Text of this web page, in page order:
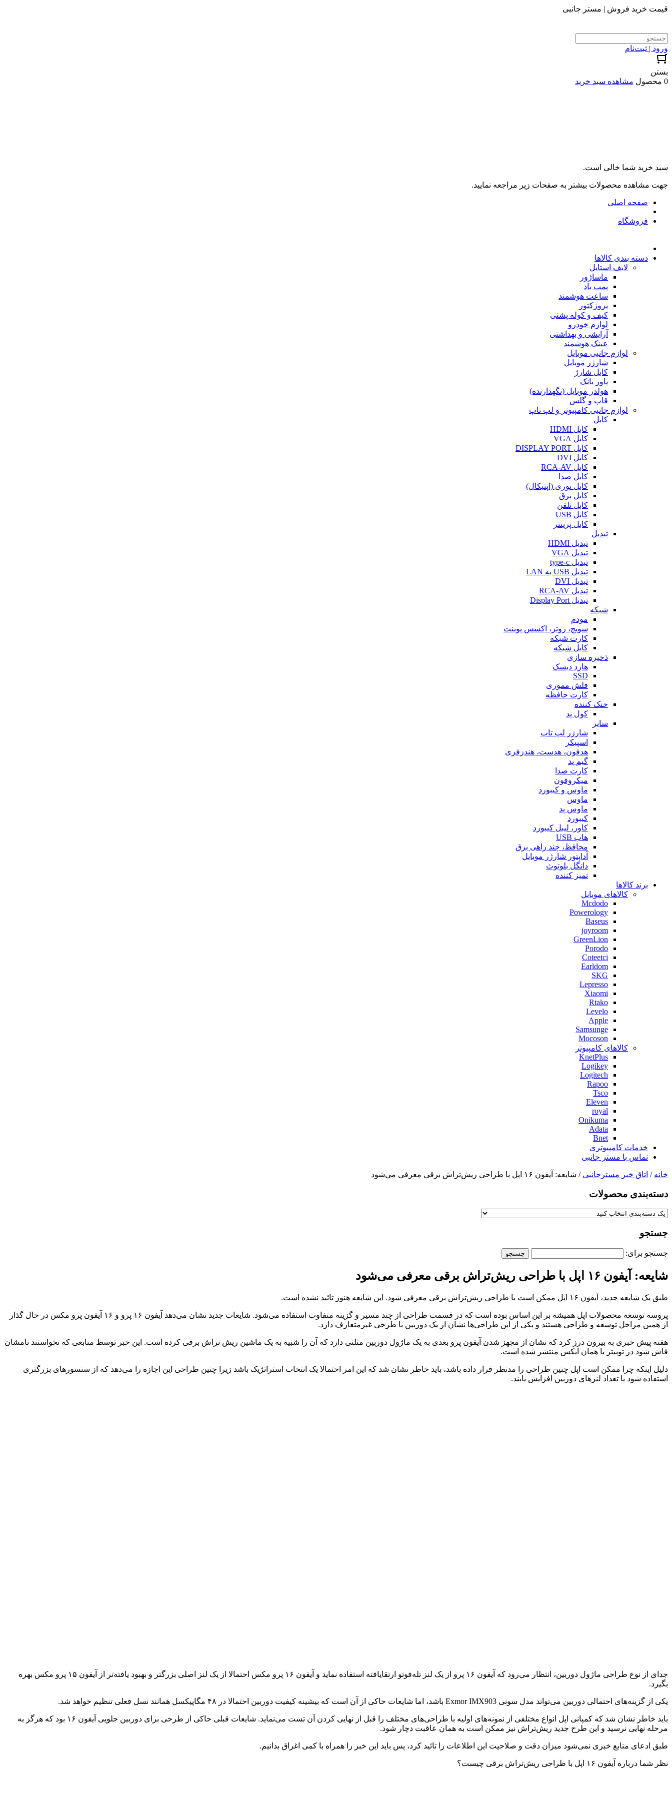
قیمت خرید فروش | مستر جانبی
ورود | ثبت‌نام
بستن
0 محصول
مشاهده سبد خرید
سبد خرید شما خالی است.
جهت مشاهده محصولات بیشتر به صفحات زیر مراجعه نمایید.
صفحه اصلی
فروشگاه
دسته بندی کالاها
لایف استایل
ماساژور
پمپ باد
ساعت هوشمند
پروژکتور
کیف و کوله پشتی
لوازم خودرو
آرایشی و بهداشتی
عینک هوشمند
لوازم جانبی موبایل
شارژر موبایل
کابل شارژ
پاور بانک
هولدر موبایل (نگهدارنده)
قاب و گلس
لوازم جانبی کامپیوتر و لپ تاپ
کابل
کابل HDMI
کابل VGA
کابل DISPLAY PORT
کابل DVI
کابل RCA-AV
کابل صدا
کابل نوری (اپتیکال)
کابل برق
کابل تلفن
کابل USB
کابل پرینتر
تبدیل
تبدیل HDMI
تبدیل VGA
تبدیل type-c
تبدیل USB به LAN
تبدیل DVI
تبدیل RCA-AV
تبدیل Display Port
شبکه
مودم
سویچ، روتر، اکسس پوینت
کارت شبکه
کابل شبکه
ذخیره سازی
هارد دیسک
SSD
فلش مموری
کارت حافظه
خنک کننده
کول پد
سایر
شارژر لپ تاپ
اسپیکر
هدفون، هدست، هندزفری
گیم پد
کارت صدا
میکروفون
ماوس و کیبورد
ماوس
ماوس پد
کیبورد
کاور، لیبل کیبورد
هاب USB
محافظ، چند راهی برق
آداپتور شارژر موبایل
دانگل بلوتوث
تمیز کننده
برند کالاها
کالاهای موبایل
Mcdodo
Powerology
Baseus
joyroom
GreenLion
Porodo
Coteetci
Earldom
SKG
Lepresso
Xiaomi
Rtako
Levelo
Apple
Samsunge
Mocoson
کالاهای کامپیوتر
KnetPlus
Logikey
Logitech
Rapoo
Tsco
Eleven
royal
Onikuma
Adata
Bnet
خدمات کامپیوتری
تماس با مستر جانبی
خانه / اتاق خبر مسترجانبی / شایعه: آیفون ۱۶ اپل با طراحی ریش‌تراش برقی معرفی می‌شود
دسته‌بندی‌ محصولات
جستجو
جستجو برای:
شایعه: آیفون ۱۶ اپل با طراحی ریش‌تراش برقی معرفی می‌شود
طبق یک شایعه جدید، آیفون ۱۶ اپل ممکن است با طراحی ریش‌تراش برقی معرفی شود. این شایعه هنوز تائید نشده است.
پروسه توسعه محصولات اپل همیشه بر این اساس بوده است که در قسمت طراحی از چند مسیر و گزینه متفاوت استفاده می‌شود. شایعات جدید نشان می‌دهد آیفون ۱۶ پرو و ۱۶ آیفون پرو مکس در حال گذار
از همین مراحل توسعه و طراحی هستند و یکی از این طراحی‌ها نشان از یک دوربین با طرحی غیرمتعارف دارد.
هفته پیش خبری به بیرون درز کرد که نشان از مجهز شدن آیفون پرو بعدی به یک ماژول دوربین مثلثی دارد که آن را شبیه به یک ماشین ریش تراش برقی کرده است. این خبر توسط منابعی که نخواستند نامشان
فاش شود در توییتر یا همان ایکس منتشر شده است.
دلیل اینکه چرا ممکن است اپل چنین طراحی را مدنظر قرار داده باشد، باید خاطر نشان شد که این امر احتمالا یک انتخاب استراتژیک باشد زیرا چنین طراحی این اجازه را می‌دهد که از سنسورهای بزرگتری
استفاده شود یا تعداد لنز‌های دوربین افزایش یابند.
جدای از نوع طراحی ماژول دوربین، انتظار می‌رود که آیفون‌ ۱۶ پرو از یک لنز تله‌فوتو ارتقایافته استفاده نماید و آیفون ۱۶ پرو مکس احتمالا از یک لنز اصلی بزرگتر و بهبود یافته‌تر از آیفون ۱۵ پرو مکس بهره
بگیرد.
یکی از گزینه‌های احتمالی دوربین می‌تواند مدل سونی Exmor IMX903 باشد، اما شایعات حاکی از آن است که بیشینه کیفیت دوربین احتمالا در ۴۸ مگا‌پیکسل همانند نسل فعلی تنظیم خواهد شد.
باید خاطر نشان شد که کمپانی اپل انواع مختلفی از نمونه‌های اولیه با طراحی‌های مختلف را قبل از نهایی کردن آن تست می‌نماید. شایعات قبلی حاکی از طرحی برای دوربین جلویی آیفون ۱۶ بود که هرگز به
مرحله نهایی نرسید و این طرح جدید ریش‌تراش نیز ممکن است به همان عاقبت دچار شود.
طبق ادعای منابع خبری نمی‌شود میزان دقت و صلاحیت این اطلاعات را تائید کرد، پس باید این خبر را همراه با کمی اغراق بدانیم.
نظر شما درباره آیفون ۱۶ اپل با طراحی ریش‌تراش برقی چیست؟